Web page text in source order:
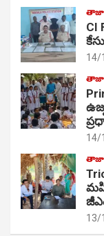
తాజా
CI
14/
తాజా
14/
తాజా
13/